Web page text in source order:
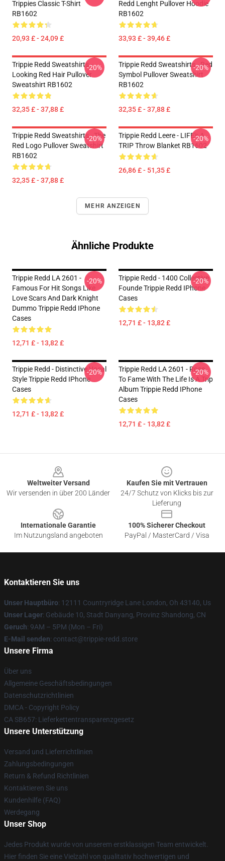
Trippies Classic T-Shirt
RB1602
20,93 £ - 24,09 £
Redd Lenght Pullover Hoodie
RB1602
33,93 £ - 39,46 £
Trippie Redd Sweatshirts -
Looking Red Hair Pullover
Sweatshirt RB1602
32,35 £ - 37,88 £
-20%
Trippie Redd Sweatshirts - Red
Symbol Pullover Sweatshirt
RB1602
32,35 £ - 37,88 £
-20%
Trippie Redd Sweatshirts - The
Red Logo Pullover Sweatshirt
RB1602
32,35 £ - 37,88 £
-20%
Trippie Redd Leere - LIFE's A
TRIP Throw Blanket RB1602
26,86 £ - 51,35 £
-20%
MEHR ANZEIGEN
Ähnliche Produkte
Trippie Redd LA 2601 -
Famous For Hit Songs Like
Love Scars And Dark Knight
Dummo Trippie Redd IPhone
Cases
12,71 £ - 13,82 £
-20%
Trippie Redd - 1400 Collective
Founde Trippie Redd IPhone
Cases
12,71 £ - 13,82 £
-20%
Trippie Redd - Distinctive Vocal
Style Trippie Redd IPhone
Cases
12,71 £ - 13,82 £
-20%
Trippie Redd LA 2601 - Rose
To Fame With The Life Is A Trip
Album Trippie Redd IPhone
Cases
12,71 £ - 13,82 £
-20%
Weltweiter Versand
Wir versenden in über 200 Länder
Kaufen Sie mit Vertrauen
24/7 Schutz von Klicks bis zur
Lieferung
Internationale Garantie
Im Nutzungsland angeboten
100% Sicherer Checkout
PayPal / MasterCard / Visa
Kontaktieren Sie uns
Unser Hauptbüro: 12111 Countryridge Lane London, Oh 43140, Us
Unser Lager: Gebäude 10, Stadt Danyang, Provinz Shandong, CN
Geruch: 9AM – 5PM (Mon – Fri)
E-Mail senden: contact@trippie-redd.store
Unsere Firma
Über uns
Allgemeine Geschäftsbedingungen
Datenschutzrichtlinien
DMCA - Copyright Policy
CA SB657: Lieferkettentransparenzgesetz
Unsere Unterstützung
Versand und Lieferrichtlinien
Zahlungsbedingungen
Return & Refund Richtlinien
Kontaktieren Sie uns
Kundenhilfe (FAQ)
Werdegang
Unser Shop
Jedes Produkt wurde von unserem erstklassigen Team entwickelt.
Hier finden Sie eine Vielzahl von qualitativ hochwertigen und